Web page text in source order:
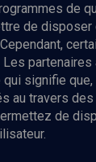
de
de
signifie
au travers
de